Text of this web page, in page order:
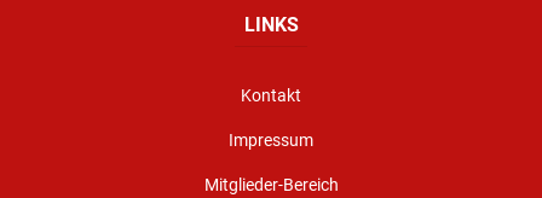
LINKS
Kontakt
Impressum
Mitglieder-Bereich